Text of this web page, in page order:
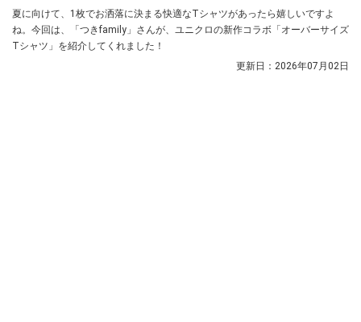
夏に向けて、1枚でお洒落に決まる快適なTシャツがあったら嬉しいですよ
ね。今回は、「つきfamily」さんが、ユニクロの新作コラボ「オーバーサイズ
Tシャツ」を紹介してくれました！
更新日： 2026年07月02日